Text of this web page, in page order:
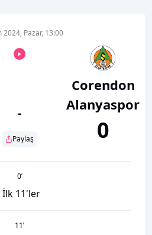
2024, Pazar, 13:00
-
Paylaş
Corendon
Alanyaspor
0
0’
İlk 11'ler
11’